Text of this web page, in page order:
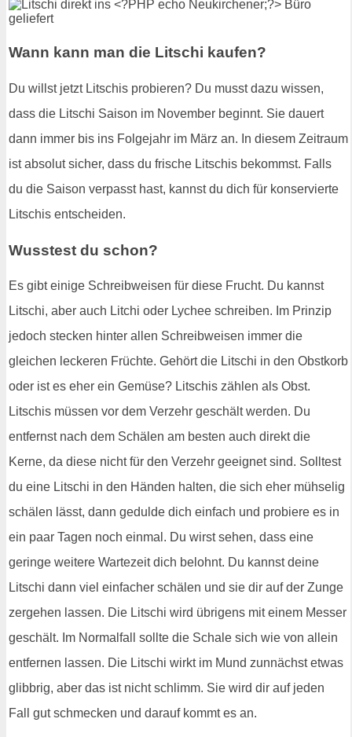
Wann kann man die Litschi kaufen?
Du willst jetzt Litschis probieren? Du musst dazu wissen,
dass die Litschi Saison im November beginnt. Sie dauert
dann immer bis ins Folgejahr im März an. In diesem Zeitraum
ist absolut sicher, dass du frische Litschis bekommst. Falls
du die Saison verpasst hast, kannst du dich für konservierte
Litschis entscheiden.
Wusstest du schon?
Es gibt einige Schreibweisen für diese Frucht. Du kannst
Litschi, aber auch Litchi oder Lychee schreiben. Im Prinzip
jedoch stecken hinter allen Schreibweisen immer die
gleichen leckeren Früchte. Gehört die Litschi in den Obstkorb
oder ist es eher ein Gemüse? Litschis zählen als Obst.
Litschis müssen vor dem Verzehr geschält werden. Du
entfernst nach dem Schälen am besten auch direkt die
Kerne, da diese nicht für den Verzehr geeignet sind. Solltest
du eine Litschi in den Händen halten, die sich eher mühselig
schälen lässt, dann gedulde dich einfach und probiere es in
ein paar Tagen noch einmal. Du wirst sehen, dass eine
geringe weitere Wartezeit dich belohnt. Du kannst deine
Litschi dann viel einfacher schälen und sie dir auf der Zunge
zergehen lassen. Die Litschi wird übrigens mit einem Messer
geschält. Im Normalfall sollte die Schale sich wie von allein
entfernen lassen. Die Litschi wirkt im Mund zunnächst etwas
glibbrig, aber das ist nicht schlimm. Sie wird dir auf jeden
Fall gut schmecken und darauf kommt es an.